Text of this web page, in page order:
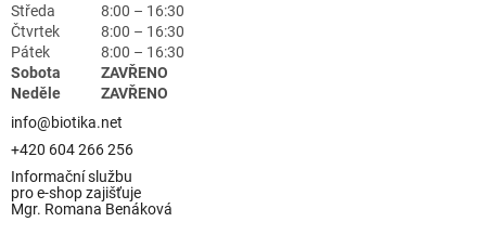
Středa
8:00 – 16:30
Čtvrtek
8:00 – 16:30
Pátek
8:00 – 16:30
Sobota
ZAVŘENO
Neděle
ZAVŘENO
info@biotika.net
+420 604 266 256
Informační službu
pro e-shop zajišťuje
Mgr. Romana Benáková